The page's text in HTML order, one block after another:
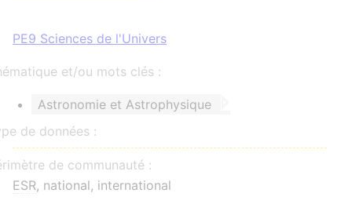
PE9 Sciences de l'Univers
et/ou mots clés :
Astronomie et Astrophysique
de données :
de communauté :
ESR, national, international